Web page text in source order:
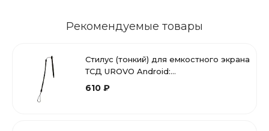
Рекомендуемые товары
Стилус (тонкий) для емкостного экрана
ТСД UROVO Android:
i6100S/i6200/i6300/v5100/i9000s/U2/i6310
610 ₽